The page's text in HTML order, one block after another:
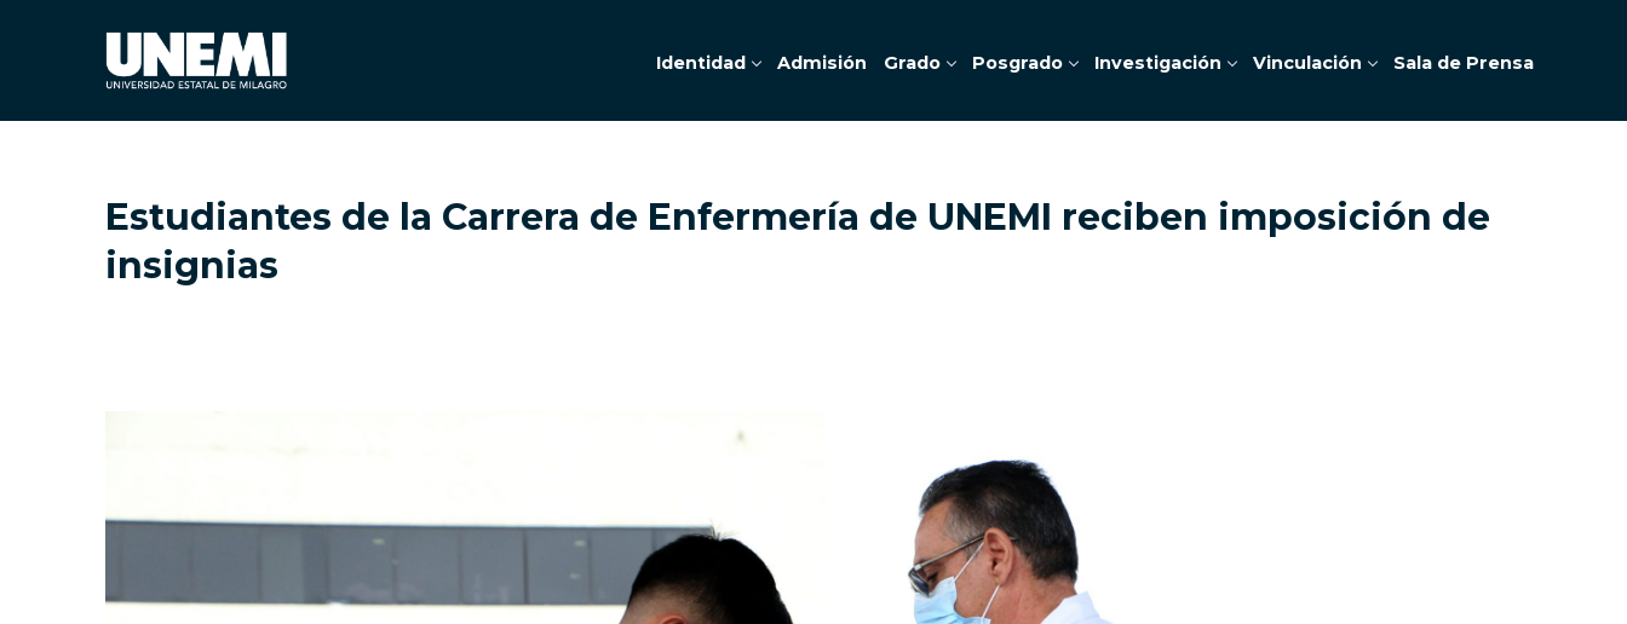
Identidad Admisión Grado Posgrado Investigación Vinculación Sala de Prensa
Estudiantes de la Carrera de Enfermería de UNEMI reciben imposición de
insignias